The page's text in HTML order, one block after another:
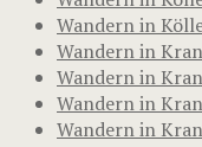
Wandern in
Wandern in
Wandern in
Wandern in
Wandern in